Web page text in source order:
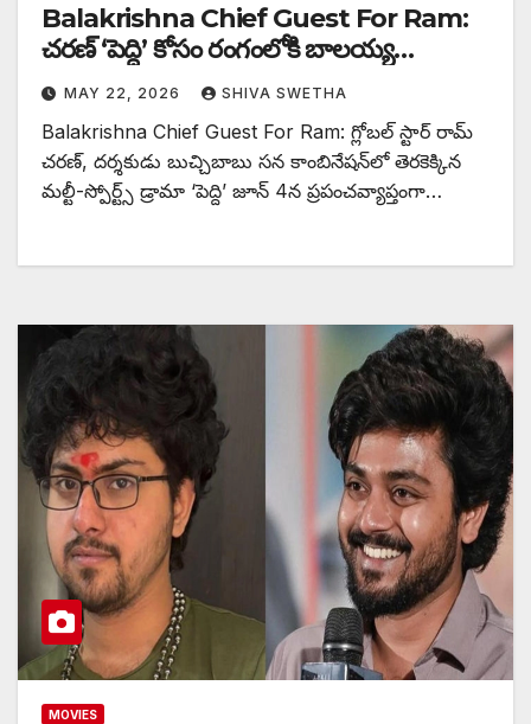
Balakrishna Chief Guest For Ram:
చరణ్ ‘పెద్ది’ కోసం రంగంలోకి బాలయ్య…
MAY 22, 2026 SHIVA SWETHA
Balakrishna Chief Guest For Ram: గ్లోబల్ స్టార్ రామ్
చరణ్, దర్శకుడు బుచ్చిబాబు సన కాంబినేషన్‌లో తెరకెక్కిన
మల్టీ-స్పోర్ట్స్ డ్రామా ‘పెద్ది’ జూన్ 4న ప్రపంచవ్యాప్తంగా…
MOVIES